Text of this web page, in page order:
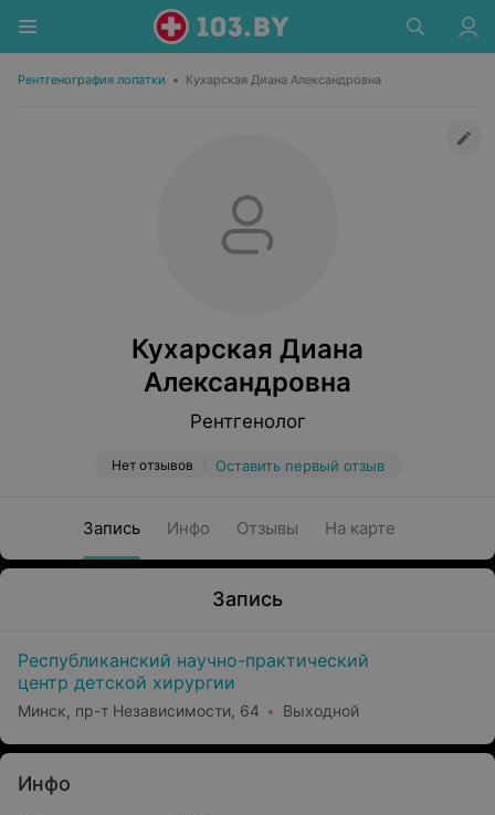
Рентгенография лопатки • Кухарская Диана Александровна
Кухарская Диана
Александровна
Рентгенолог
Нет отзывов Оставить первый отзыв
Запись Инфо Отзывы На карте
Запись
Республиканский научно-практический
центр детской хирургии
Минск, пр-т Независимости, 64 Выходной
Инфо